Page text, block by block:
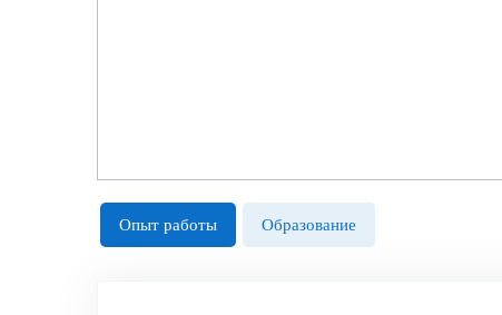
Опыт работы Образование